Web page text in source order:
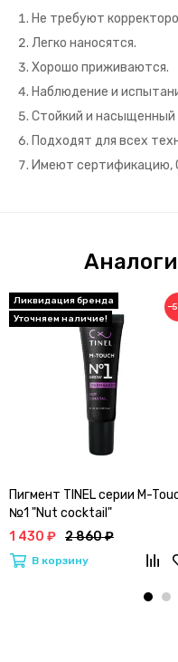
Не требуют
Легко наносятся.
Хорошо приживаются.
Наблюдение и
Стойкий и насыщенный
Подходят для всех
Имеют сертификацию,
Пигмент TINEL серии M-
№1 "Nut cocktail"
1 430 ₽ 2 860 ₽
В корзину